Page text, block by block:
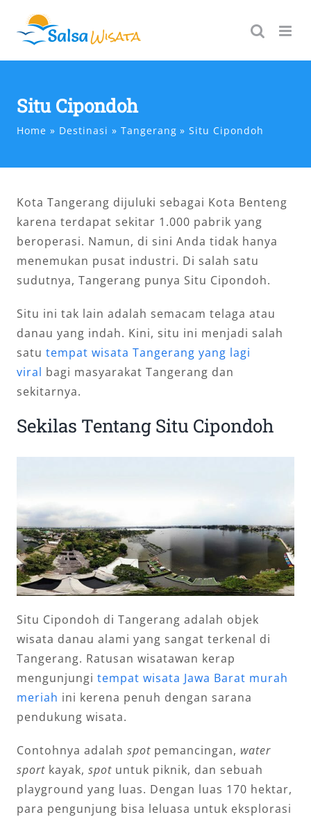
content
Situ Cipondoh
Home Destinasi Tangerang Situ Cipondoh
Kota Tangerang dijuluki sebagai Kota Benteng
karena terdapat sekitar 1.000 pabrik yang
beroperasi. Namun, di sini Anda tidak hanya
menemukan pusat industri. Di salah satu
sudutnya, Tangerang punya Situ Cipondoh.
Situ ini tak lain adalah semacam telaga atau
danau yang indah. Kini, situ ini menjadi salah
satu tempat wisata Tangerang yang lagi
viral bagi masyarakat Tangerang dan
sekitarnya.
Sekilas Tentang Situ Cipondoh
Situ Cipondoh di Tangerang adalah objek
wisata danau alami yang sangat terkenal di
Tangerang. Ratusan wisatawan kerap
mengunjungi tempat wisata Jawa Barat murah
meriah ini kerena penuh dengan sarana
pendukung wisata.
Contohnya adalah spot pemancingan, water
sport kayak, spot untuk piknik, dan sebuah
playground yang luas. Dengan luas 170 hektar,
para pengunjung bisa leluasa untuk eksplorasi